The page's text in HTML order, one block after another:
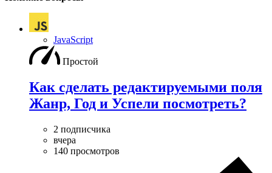
JavaScript
Простой
Как сделать редактируемыми поля
Жанр, Год и Успели посмотреть?
2 подписчика
вчера
140 просмотров